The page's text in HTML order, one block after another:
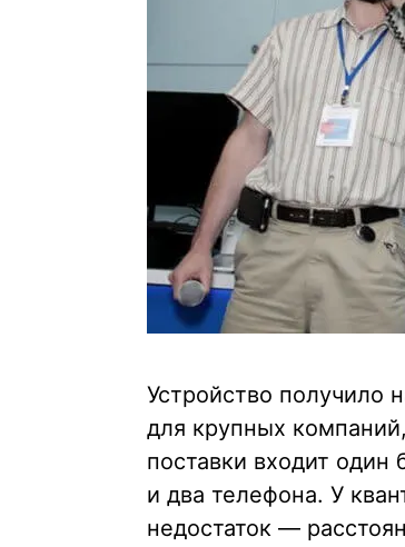
Устройство получило
для крупных
поставки входит
и два телефона. У
недостаток —